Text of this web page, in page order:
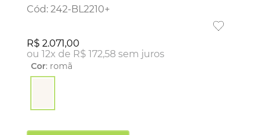
: 242-BL2210+
R$ 2.071,00
ou 12x de R$ 172,58 sem juros
Cor: romã